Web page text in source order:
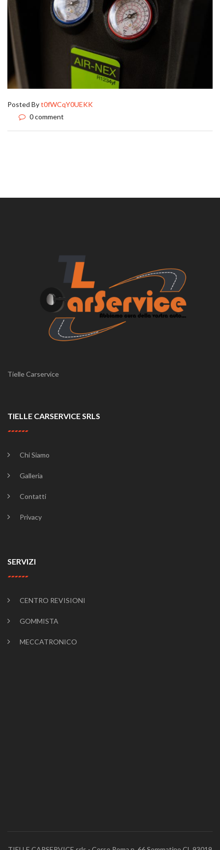
Posted Byt0fWCqY0UEKK
0 comment
Tielle Carservice
TIELLE CARSERVICE SRLS
Chi Siamo
Galleria
Contatti
Privacy
SERVIZI
CENTRO REVISIONI
GOMMISTA
MECCATRONICO